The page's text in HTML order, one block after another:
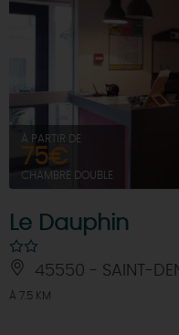
À PARTIR DE
75€
CHAMBRE DOUBLE
Le Dauphin
45550 - SAINT-
À 7.5 KM